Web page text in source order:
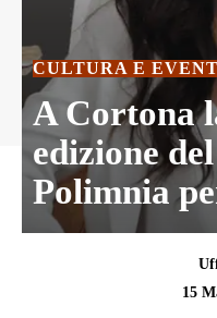
CULTURA E
A Cortona
edizione
Polimnia
15